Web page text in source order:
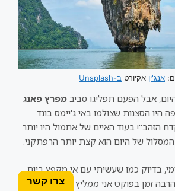
אנג'ין אקיורט ב-Unsplash
אבל הפעם תפליגו סביב מפרץ פאנג
היו הסצנות שצולמו באי ג'יימס בונד
הזהב"! בעוד האיים של אתמול היו יותר
המסלול של היום הוא קצת יותר הרפתקני.
בדיוק כמו שעשיתי עם אי מקפץ ביום
זמן בפוקט אני ממליץ לעשות את
צרו קשר